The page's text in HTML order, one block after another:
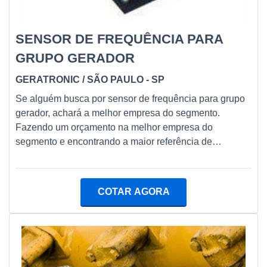
SENSOR DE FREQUÊNCIA PARA
GRUPO GERADOR
GERATRONIC / SÃO PAULO - SP
Se alguém busca por sensor de frequência para grupo
gerador, achará a melhor empresa do segmento.
Fazendo um orçamento na melhor empresa do
segmento e encontrando a maior referência de
o produto deve sempre ser adquirido com empresas
materiais, além de evitar prejuízos com substituições
frequentes de peças defeituosas. Assim, é possível
poupar gastos desnecessáriosDETALHES SOBRE
SENSOR DE FREQUêNCIA PARA GRUPO
COTAR AGORA